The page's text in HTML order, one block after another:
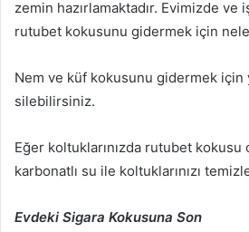
zemin hazırlamaktadır. Evimizde
rutubet kokusunu gidermek için
Nem ve küf kokusunu gidermek
silebilirsiniz.
Eğer koltuklarınızda rutubet kokusu
karbonatlı su ile koltuklarınızı
Evdeki Sigara Kokusuna Son